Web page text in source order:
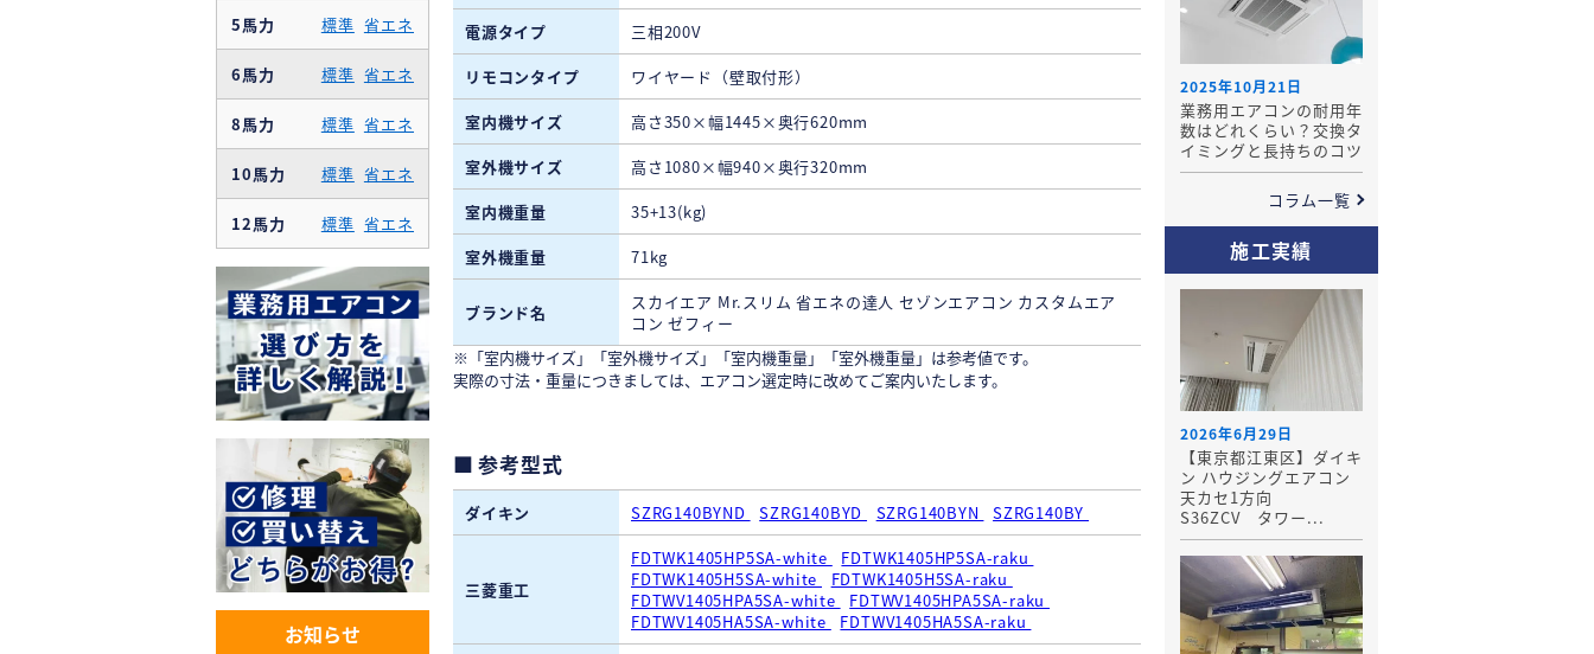
電源タイプ
三相200V
リモコンタイプ
ワイヤード（壁取付形）
室内機サイズ
高さ350×幅1445×奥行620mm
室外機サイズ
高さ1080×幅940×奥行320mm
室内機重量
35+13(kg)
室外機重量
71kg
ブランド名
スカイエア Mr.スリム 省エネの達人 セゾンエアコン カスタムエア
コン ゼフィー
※「室内機サイズ」「室外機サイズ」「室内機重量」「室外機重量」は参考値です。
実際の寸法・重量につきましては、エアコン選定時に改めてご案内いたします。
参考型式
ダイキン SZRG140BYND SZRG140BYD SZRG140BYN SZRG140BY
三菱重工
FDTWK1405HP5SA-white
FDTWK1405HP5SA-raku
FDTWK1405H5SA-white
FDTWK1405H5SA-raku
FDTWV1405HPA5SA-white
FDTWV1405HPA5SA-raku
FDTWV1405HA5SA-white
FDTWV1405HA5SA-raku
5馬力 標準 省エネ
6馬力 標準 省エネ
8馬力 標準 省エネ
10馬力 標準 省エネ
12馬力 標準 省エネ
お知らせ
2025年10月21日
業務用エアコンの耐用年
数はどれくらい？交換タ
イミングと長持ちのコツ
コラム一覧
施工実績
2026年6月29日
【東京都江東区】ダイキ
ン ハウジングエアコン
天カセ1方向
S36ZCV タワー...